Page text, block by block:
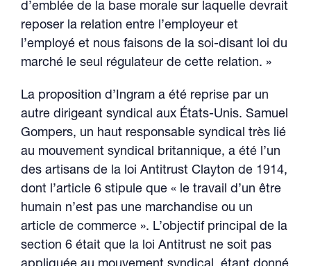
d’emblée de la base morale sur laquelle devrait
reposer la relation entre l’employeur et
l’employé et nous faisons de la soi-disant loi du
marché le seul régulateur de cette relation. »
La proposition d’Ingram a été reprise par un
autre dirigeant syndical aux États-Unis. Samuel
Gompers, un haut responsable syndical très lié
au mouvement syndical britannique, a été l’un
des artisans de la loi Antitrust Clayton de 1914,
dont l’article 6 stipule que « le travail d’un être
humain n’est pas une marchandise ou un
article de commerce ». L’objectif principal de la
section 6 était que la loi Antitrust ne soit pas